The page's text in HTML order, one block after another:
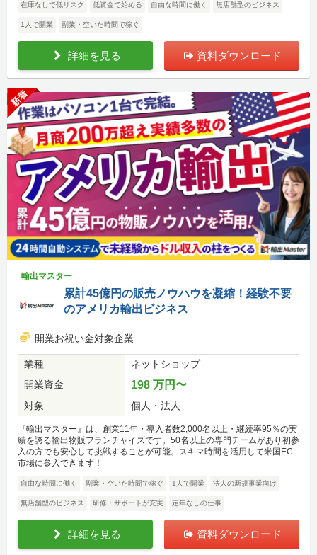
在庫なしで低リスク 低資金で始める 自由な時間に働く 無店舗型のビジネス
1人で開業 副業・空いた時間で稼ぐ
詳細を見る 資料ダウンロード
新着
輸出マスター
累計45億円の販売ノウハウを凝縮！経験不要
のアメリカ輸出ビジネス
開業お祝い金対象企業
業種
ネットショップ
開業資金
198 万円〜
対象 個人・法人
『輸出マスター』は、創業11年・導入者数2,000名以上・継続率95％の実
績を誇る輸出物販フランチャイズです。50名以上の専門チームがあり初参
入の方でも安心して挑戦することが可能。スキマ時間を活用して米国EC
市場に参入できます！
自由な時間に働く 副業・空いた時間で稼ぐ 1人で開業 法人の新規事業向け
無店舗型のビジネス 研修・サポートが充実 定年なしの仕事
詳細を見る 資料ダウンロード